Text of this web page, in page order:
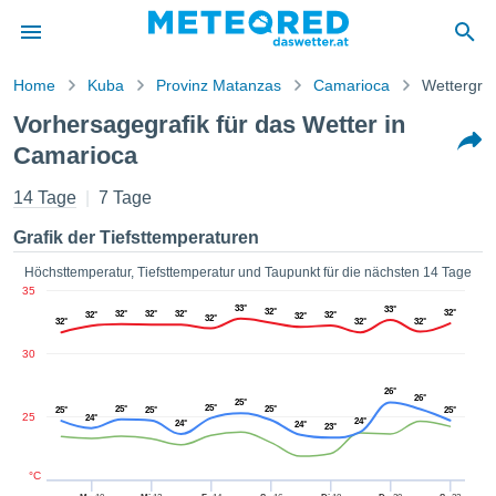
von
dass
von
diese
cookies
digitale
Home Kuba Provinz Matanzas Camarioca
Vorhersagegrafik für das Wetter in
Camarioca
14 Tage 7 Tage
Grafik der Tiefsttemperaturen
Höchsttemperatur, Tiefsttemperatur und Taupunkt für die nächsten 14 Tage
25
30
35
°C
32°
32° 32° 32° 32° 32°
33° 32° 32° 32°
32°
33°
32°
32°
25°
24°
25°
25°
24°
25°
25°
25°
24°
23°
24°
26°
26°
25°